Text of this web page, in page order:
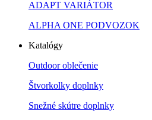
ADAPT VARIÁTOR
ALPHA ONE PODVOZOK
Katalógy
Outdoor oblečenie
Štvorkolky doplnky
Snežné skútre doplnky